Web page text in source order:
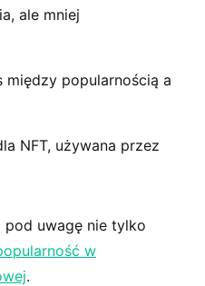
ale mniej
między popularnością a
NFT, używana przez
uwagę nie tylko
w
.